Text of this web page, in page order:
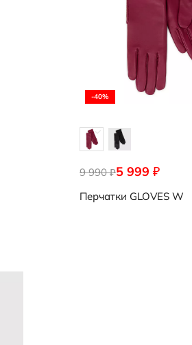
-40%
5 999 ₽
9 990₽
9107253/90780
Перчатки GLOVES W